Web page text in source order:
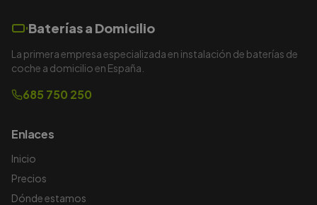
Baterías a Domicilio
La primera empresa especializada en instalación de baterías de
coche a domicilio en España.
685 750 250
Enlaces
Inicio
Precios
Dónde estamos